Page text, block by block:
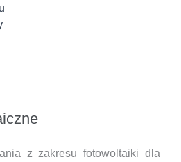
z zakresu fotowoltaiki dla